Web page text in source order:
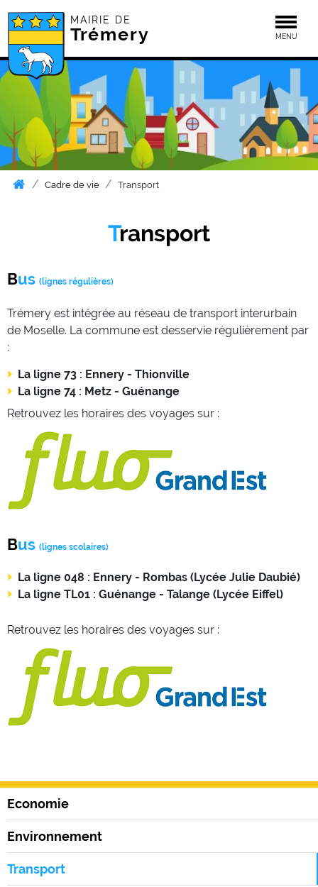
MAIRIE DE
Trémery MENU
Cadre de vie Transport
Transport
Bus (lignes régulières)
Trémery est intégrée au réseau de transport interurbain
de Moselle. La commune est desservie régulièrement par
:
La ligne 73 : Ennery - Thionville
La ligne 74 : Metz - Guénange
Retrouvez les horaires des voyages sur :
Bus (lignes scolaires)
La ligne 048 : Ennery - Rombas (Lycée Julie Daubié)
La ligne TL01 : Guénange - Talange (Lycée Eiffel)
Retrouvez les horaires des voyages sur :
Economie
Environnement
Transport